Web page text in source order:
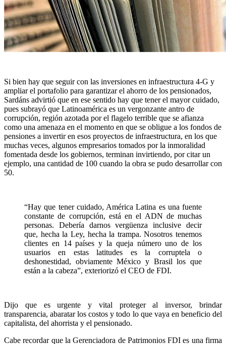
Si bien hay que seguir con las inversiones en infraestructura 4-G y
ampliar el portafolio para garantizar el ahorro de los pensionados,
Sardáns advirtió que en ese sentido hay que tener el mayor cuidado,
pues subrayó que Latinoamérica es un vergonzante antro de
corrupción, región azotada por el flagelo terrible que se afianza
como una amenaza en el momento en que se obligue a los fondos de
pensiones a invertir en esos proyectos de infraestructura, en los que
muchas veces, algunos empresarios tomados por la inmoralidad
fomentada desde los gobiernos, terminan invirtiendo, por citar un
ejemplo, una cantidad de 100 cuando la obra se pudo desarrollar con
50.
“Hay que tener cuidado, América Latina es una fuente
constante de corrupción, está en el ADN de muchas
personas. Debería darnos vergüenza inclusive decir
que, hecha la Ley, hecha la trampa. Nosotros tenemos
clientes en 14 países y la queja número uno de los
usuarios en estas latitudes es la corruptela o
deshonestidad, obviamente México y Brasil los que
están a la cabeza”, exteriorizó el CEO de FDI.
Dijo que es urgente y vital proteger al inversor, brindar
transparencia, abaratar los costos y todo lo que vaya en beneficio del
capitalista, del ahorrista y el pensionado.
Cabe recordar que la Gerenciadora de Patrimonios FDI es una firma